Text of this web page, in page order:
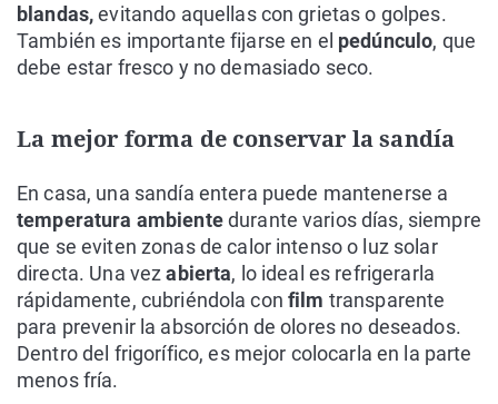
blandas,evitando aquellas con grietas o golpes.
También es importante fijarse en el pedúnculo, que
debe estar fresco y no demasiado seco.
La mejor forma de conservar la sandía
En casa, una sandía entera puede mantenerse a
temperatura ambientedurante varios días, siempre
que se eviten zonas de calor intenso o luz solar
directa. Una vezabierta, lo ideal es refrigerarla
rápidamente, cubriéndola confilm transparente
para prevenir la absorción de olores no deseados.
Dentro del frigorífico, es mejor colocarla en la parte
menos fría.